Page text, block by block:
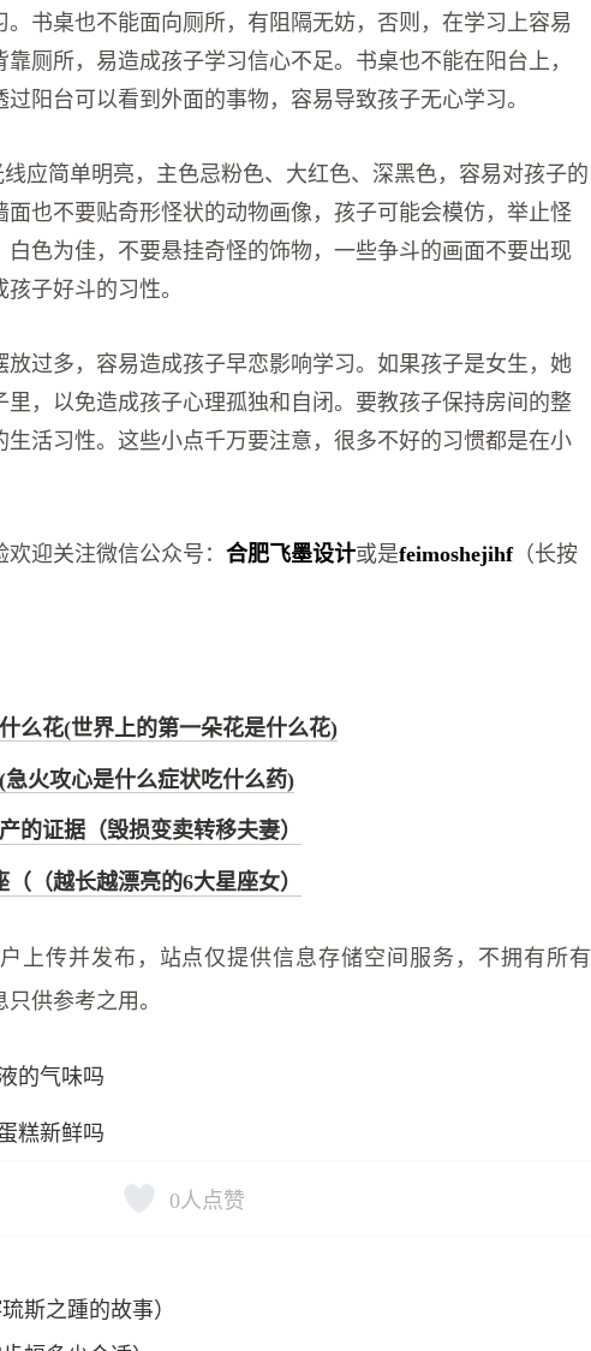
。书桌也不能面向厕所，有阻隔无妨，否则，在学习上容易
厕所，易造成孩子学习信心不足。书桌也不能在阳台上，
阳台可以看到外面的事物，容易导致孩子无心学习。
应简单明亮，主色忌粉色、大红色、深黑色，容易对孩子的
面也不要贴奇形怪状的动物画像，孩子可能会模仿，举止怪
白色为佳，不要悬挂奇怪的饰物，一些争斗的画面不要出现
子好斗的习性。
放过多，容易造成孩子早恋影响学习。如果孩子是女生，她
，以免造成孩子心理孤独和自闭。要教孩子保持房间的整
生活习性。这些小点千万要注意，很多不好的习惯都是在小
欢迎关注微信公众号：合肥飞墨设计或是feimoshejihf（长按
么花(世界上的第一朵花是什么花)
火攻心是什么症状吃什么药)
的证据（毁损变卖转移夫妻）
（越长越漂亮的6大星座女）
上传并发布，站点仅提供信息存储空间服务，不拥有所有
供参考之用。
的气味吗
糕新鲜吗
0人点赞
斯之踵的故事）